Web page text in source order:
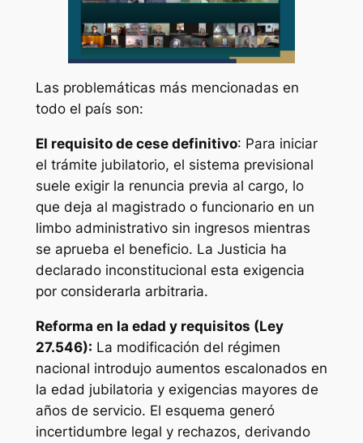
Las problemáticas más mencionadas en
todo el país son:
El requisito de cese definitivo: Para iniciar
el trámite jubilatorio, el sistema previsional
suele exigir la renuncia previa al cargo, lo
que deja al magistrado o funcionario en un
limbo administrativo sin ingresos mientras
se aprueba el beneficio. La Justicia ha
declarado inconstitucional esta exigencia
por considerarla arbitraria.
Reforma en la edad y requisitos (Ley
27.546): La modificación del régimen
nacional introdujo aumentos escalonados en
la edad jubilatoria y exigencias mayores de
años de servicio. El esquema generó
incertidumbre legal y rechazos, derivando